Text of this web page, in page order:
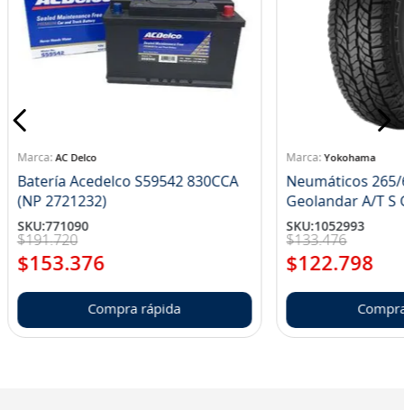
AC Delco
Batería Acedelco S59542 830CCA
(NP 2721232)
SKU:771090
$191.720
$153.376
Compra rápida
Yokohama
Neumáticos 265/
SKU:1052993
$133.476
$122.798